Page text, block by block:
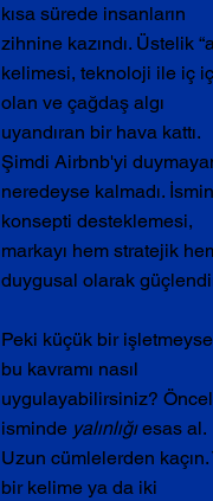
kısa sürede insanların
zihnine kazındı. Üstelik
kelimesi, teknoloji ile iç
olan ve çağdaş algı
uyandıran bir hava kattı.
Şimdi Airbnb'yi
neredeyse kalmadı.
konsepti desteklemesi,
markayı hem stratejik
duygusal olarak
Peki küçük bir
bu kavramı nasıl
uygulayabilirsiniz?
isminde yalınlığı esas al.
Uzun cümlelerden kaçın.
bir kelime ya da iki